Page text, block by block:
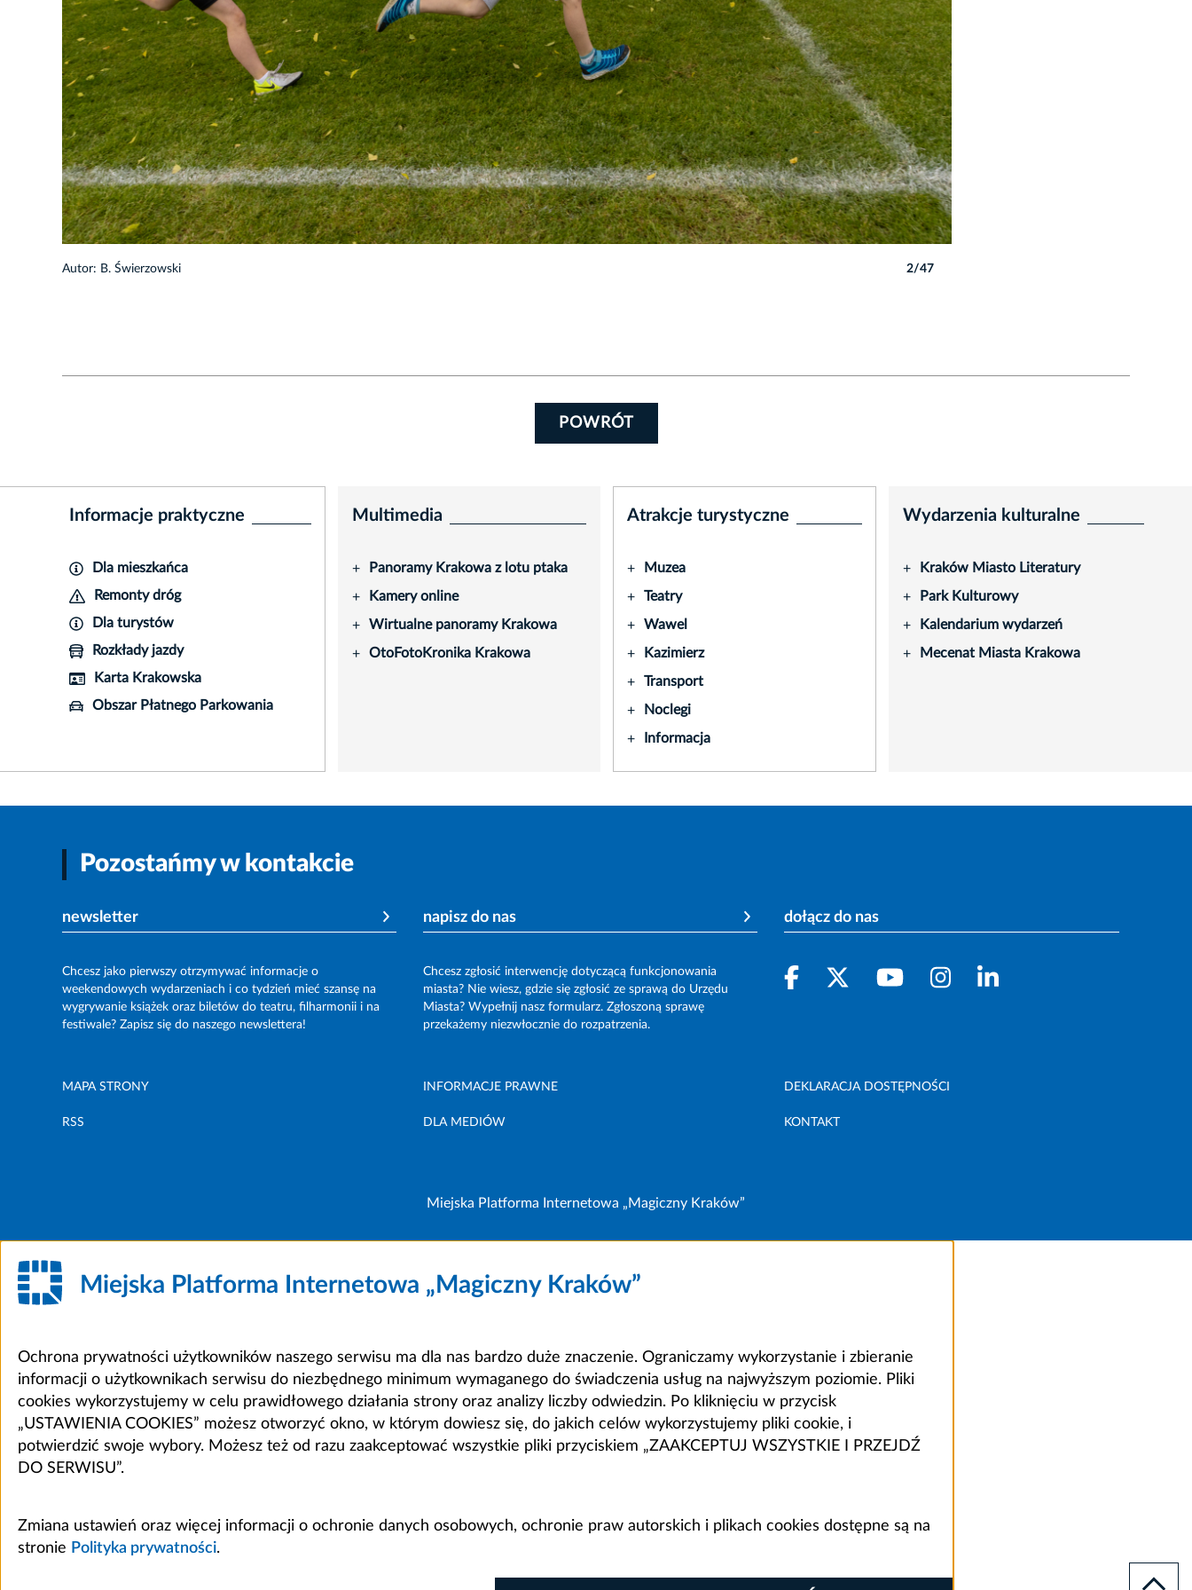
Autor: B. Świerzowski 2/47
POWRÓT
Informacje praktyczne
Dla mieszkańca
Remonty dróg
Dla turystów
Rozkłady jazdy
Karta Krakowska
Obszar Płatnego Parkowania
Multimedia
+ Panoramy Krakowa z lotu ptaka
+ Kamery online
+ Wirtualne panoramy Krakowa
+ OtoFotoKronika Krakowa
Atrakcje turystyczne
+ Muzea
+ Teatry
+ Wawel
+ Kazimierz
+ Transport
+ Noclegi
+ Informacja
Wydarzenia kulturalne
+ Kraków Miasto Literatury
+ Park Kulturowy
+ Kalendarium wydarzeń
+ Mecenat Miasta Krakowa
Pozostańmy w kontakcie
newsletter
Chcesz jako pierwszy otrzymywać informacje o
weekendowych wydarzeniach i co tydzień mieć szansę na
wygrywanie książek oraz biletów do teatru, filharmonii i na
festiwale? Zapisz się do naszego newslettera!
napisz do nas
Chcesz zgłosić interwencję dotyczącą funkcjonowania
miasta? Nie wiesz, gdzie się zgłosić ze sprawą do Urzędu
Miasta? Wypełnij nasz formularz. Zgłoszoną sprawę
przekażemy niezwłocznie do rozpatrzenia.
dołącz do nas
MAPA STRONY INFORMACJE PRAWNE DEKLARACJA DOSTĘPNOŚCI
RSS DLA MEDIÓW KONTAKT
Miejska Platforma Internetowa „Magiczny Kraków”
Miejska Platforma Internetowa „Magiczny Kraków”
Ochrona prywatności użytkowników naszego serwisu ma dla nas bardzo duże znaczenie. Ograniczamy wykorzystanie i zbieranie
informacji o użytkownikach serwisu do niezbędnego minimum wymaganego do świadczenia usług na najwyższym poziomie. Pliki
cookies wykorzystujemy w celu prawidłowego działania strony oraz analizy liczby odwiedzin. Po kliknięciu w przycisk
„USTAWIENIA COOKIES” możesz otworzyć okno, w którym dowiesz się, do jakich celów wykorzystujemy pliki cookie, i
potwierdzić swoje wybory. Możesz też od razu zaakceptować wszystkie pliki przyciskiem „ZAAKCEPTUJ WSZYSTKIE I PRZEJDŹ
DO SERWISU”.
Zmiana ustawień oraz więcej informacji o ochronie danych osobowych, ochronie praw autorskich i plikach cookies dostępne są na
stronie Polityka prywatności.